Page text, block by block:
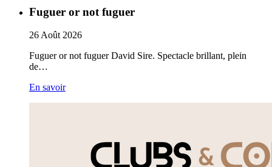
Fuguer or not fuguer
26Août 2026
Fuguer or not fuguer David Sire. Spectacle brillant, plein
de…
En savoir